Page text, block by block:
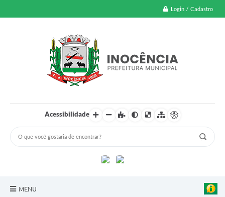
Login / Cadastro
Acessibilidade
MENU